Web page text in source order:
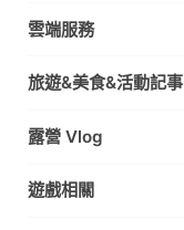
雲端服務
旅遊&美食&活動記事
露營 Vlog
遊戲相關